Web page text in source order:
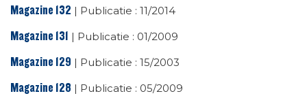
Magazine 132 | Publicatie : 11/2014
Magazine 131 | Publicatie : 01/2009
Magazine 129 | Publicatie : 15/2003
Magazine 128 | Publicatie : 05/2009